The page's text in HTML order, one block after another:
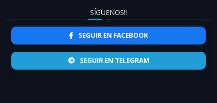
SÍGUENOS!!
SEGUIR EN FACEBOOK
SEGUIR EN TELEGRAM